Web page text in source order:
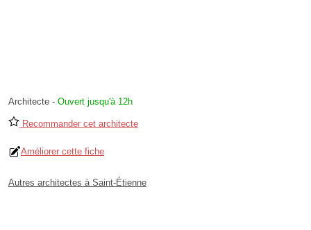
Architecte - Ouvert jusqu'à 12h
Recommander cet architecte
Améliorer cette fiche
Autres architectes à Saint-Étienne